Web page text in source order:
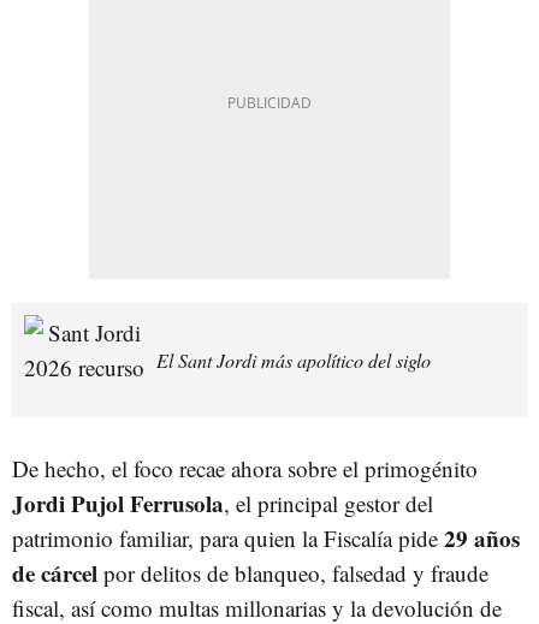
El Sant Jordi más apolítico del siglo
De hecho, el foco recae ahora sobre el primogénito
Jordi Pujol Ferrusola, el principal gestor del
patrimonio familiar, para quien la Fiscalía pide 29 años
de cárcel por delitos de blanqueo, falsedad y fraude
fiscal, así como multas millonarias y la devolución de